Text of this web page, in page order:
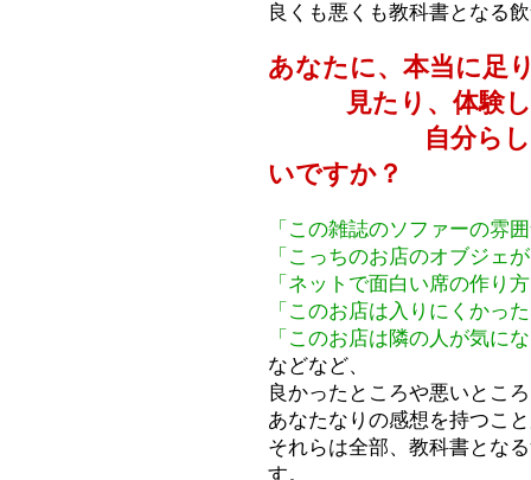
良くも悪くも教科書となる
あなたに、本当に足
見たり、体験し
自分らしく「
いですか？
「この雑誌のソファーの雰
「こっちのお店のオブジェ
「ネットで面白い席の作り
「このお店は入りにくかっ
「このお店は隣の人が気に
などなど、
良かったところや悪いとこ
あなたなりの感想を持つこ
それらは全部、教科書とな
す。